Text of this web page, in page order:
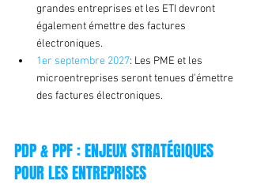
grandes entreprises et les ETI devront
également émettre des factures
électroniques.
1er septembre 2027: Les PME et les
microentreprises seront tenues d'émettre
des factures électroniques.
PDP & PPF : ENJEUX STRATÉGIQUES
POUR LES ENTREPRISES